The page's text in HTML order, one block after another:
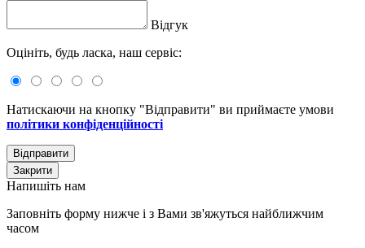
Відгук
Оцініть, будь ласка, наш сервіс:
Натискаючи на кнопку "Відправити" ви приймаєте умови
політики конфіденційності
Відправити
Закрити
Напишіть нам
Заповніть форму нижче і з Вами зв'яжуться найближчим
часом